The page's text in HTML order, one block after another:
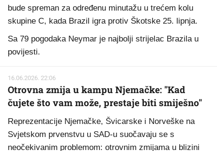
bude spreman za određenu minutažu u trećem kolu
skupine C, kada Brazil igra protiv Škotske 25. lipnja.
Sa 79 pogodaka Neymar je najbolji strijelac Brazila u
povijesti.
16.06.2026. 22:06
Otrovna zmija u kampu Njemačke: "Kad
čujete što vam može, prestaje biti smiješno"
Reprezentacije Njemačke, Švicarske i Norveške na
Svjetskom prvenstvu u SAD-u suočavaju se s
neočekivanim problemom: otrovnim zmijama u blizini